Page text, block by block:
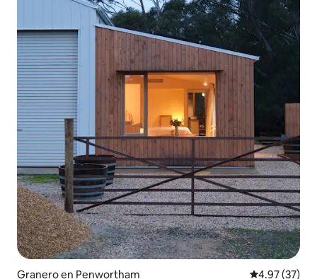
Granero en Penwortham Calificación
4.97 (37)